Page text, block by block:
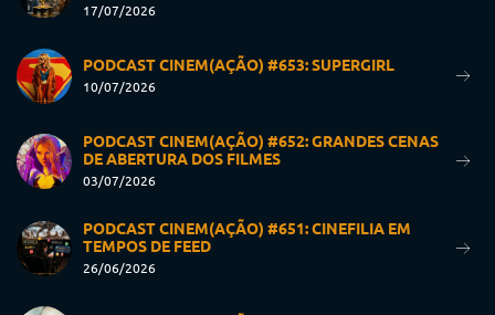
17/07/2026
PODCAST CINEM(AÇÃO) #653: SUPERGIRL
10/07/2026
PODCAST CINEM(AÇÃO) #652: GRANDES CENAS
DE ABERTURA DOS FILMES
03/07/2026
PODCAST CINEM(AÇÃO) #651: CINEFILIA EM
TEMPOS DE FEED
26/06/2026